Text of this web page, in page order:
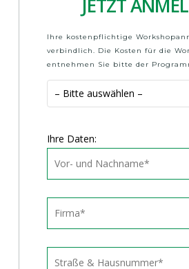
JETZT
Ihre kostenpflichtige
verbindlich. Die Kosten für die
entnehmen Sie bitte der
– Bitte auswählen –
Ihre Daten: